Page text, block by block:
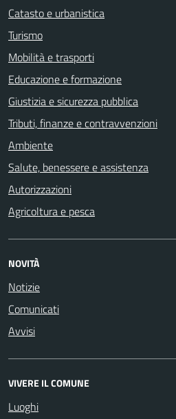
Catasto e urbanistica
Turismo
Mobilità e trasporti
Educazione e formazione
Giustizia e sicurezza pubblica
Tributi, finanze e contravvenzioni
Ambiente
Salute, benessere e assistenza
Autorizzazioni
Agricoltura e pesca
NOVITÀ
Notizie
Comunicati
Avvisi
VIVERE IL COMUNE
Luoghi